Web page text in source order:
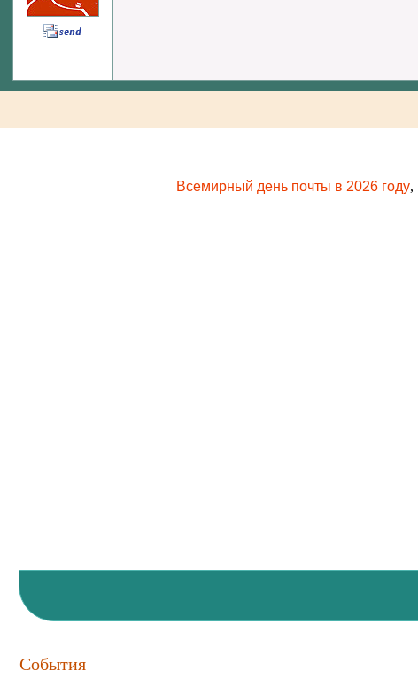
Всемирный день почты в 2026 году,
События